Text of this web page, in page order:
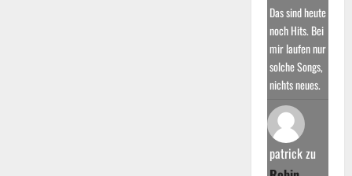
Das sind heute
noch Hits. Bei
mir laufen nur
solche Songs,
nichts neues.
patrickzu